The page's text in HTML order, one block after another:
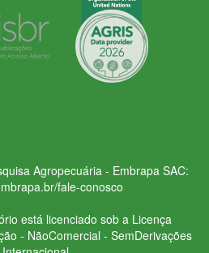
Agropecuária - Embrapa SAC:
fale-conosco
está licenciado sob a Licença
- NãoComercial - SemDerivações